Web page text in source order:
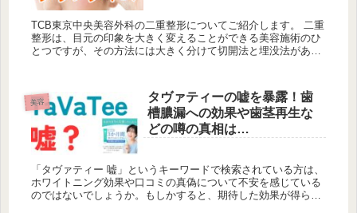
TCB東京中央美容外科の二重整形についてご紹介します。 二重
整形は、目元の印象を大きく変えることができる美容施術のひ
とつですが、その方法には大きく分けて切開法と埋没法があり
美容
タヴァティーの嘘を暴露！歯
槽膿漏への効果や歯茎再生な
どの噂の真相は…
「タヴァティー 嘘」というキーワードで検索されている方は、
ホワイトニング効果や口コミの真偽について不安を感じている
のではないでしょうか。もしかすると、期待した効果が得られ